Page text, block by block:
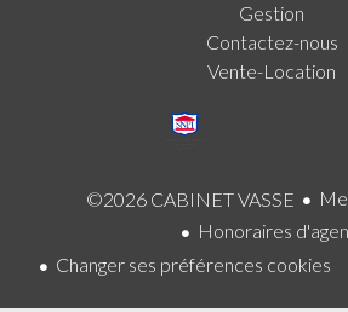
Gestion
Contactez-nous
Vente-Location
©2026 CABINET VASSE
Honoraires
Changer ses préférences cookies